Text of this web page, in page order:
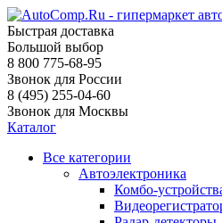
Быстрая доставка
Большой выбор
8 800 775-68-95
Звонок для России
8 (495) 255-04-60
Звонок для Москвы
Каталог
Все категории
Автоэлектроника
Комбо-